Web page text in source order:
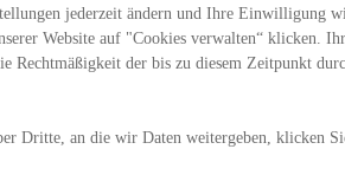
jederzeit ändern und Ihre Einwilligung
Website auf "Cookies verwalten“ klicken.
Rechtmäßigkeit der bis zu diesem Zeitpunkt
Dritte, an die wir Daten weitergeben, klicken